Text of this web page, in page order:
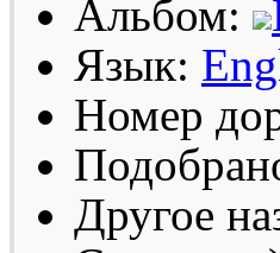
Альбом:
Язык:
Номер
Другое